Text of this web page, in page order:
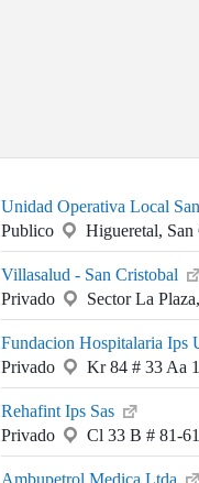
Unidad Operativa Local
Publico Higueretal, San
Villasalud - San Cristobal
Privado Sector La
Fundacion Hospitalaria Ips
Privado Kr 84 # 33 Aa
Rehafint Ips Sas
Privado Cl 33 B # 81-
Ambupetrol Medica Ltda